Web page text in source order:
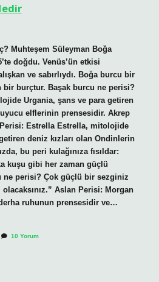
Muhteşem Süleyman Boğa
doğdu. Venüs’ün etkisi
ve sabırlıydı. Boğa burcu bir
bir burçtur. Başak burcu ne perisi?
Urgania, şans ve para getiren
elflerinin prensesidir. Akrep
Estrella Estrella, mitolojide
deniz kızları olan Ondinlerin
bu peri kulağınıza fısıldar:
kuşu gibi her zaman güçlü
ne perisi? Çok güçlü bir sezginiz
Aslan Perisi: Morgan
ruhunun prensesidir ve…
10 Yorum